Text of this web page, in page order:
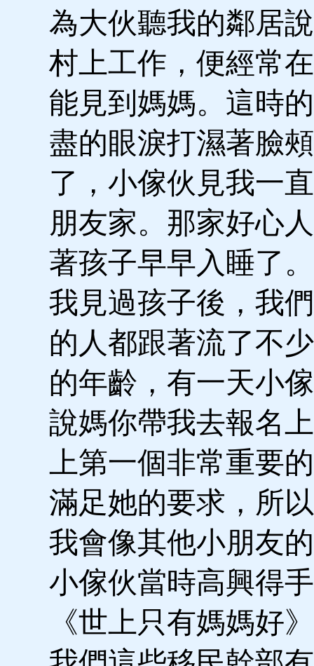
為大伙聽我的鄰居
村上工作，便經常
能見到媽媽。這時
盡的眼淚打濕著臉
了，小傢伙見我一
朋友家。那家好心
著孩子早早入睡了
我見過孩子後，我
的人都跟著流了不
的年齡，有一天小
說媽你帶我去報名
上第一個非常重要
滿足她的要求，所
我會像其他小朋友
小傢伙當時高興得
《世上只有媽媽好